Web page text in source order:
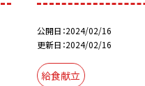
公開日 2024/02/16
更新日 2024/02/16
給食献立